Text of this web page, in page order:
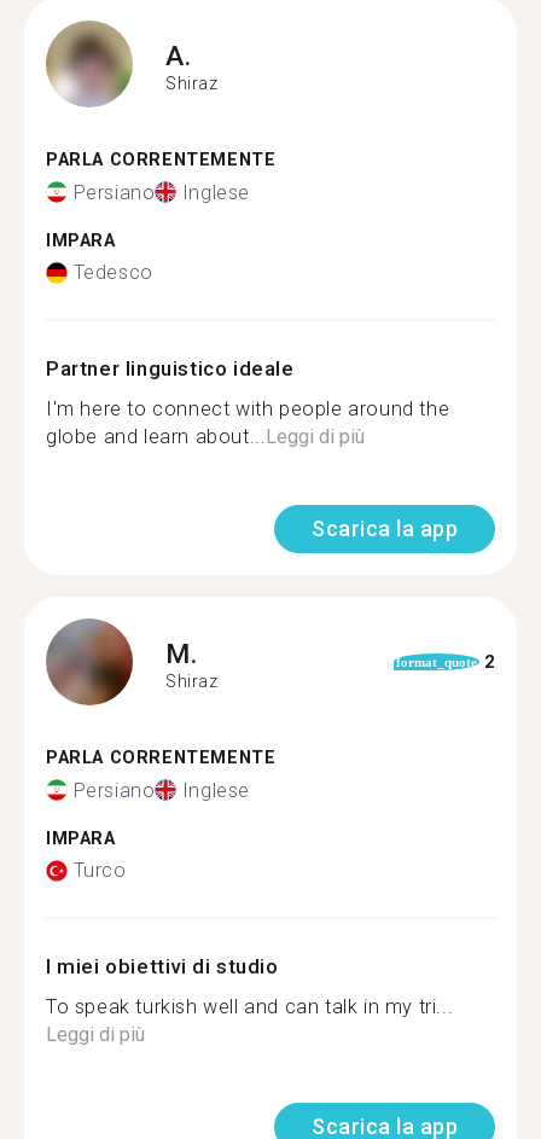
A.
Shiraz
PARLA CORRENTEMENTE
Persiano Inglese
IMPARA
Tedesco
Partner linguistico ideale
I'm here to connect with people around the
globe and learn about...Leggi di più
Scarica la app
M.
Shiraz
format_quote 2
PARLA CORRENTEMENTE
Persiano Inglese
IMPARA
Turco
I miei obiettivi di studio
To speak turkish well and can talk in my tri...
Leggi di più
Scarica la app